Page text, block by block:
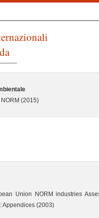
NORM (2015)
Union NORM industries
Appendices (2003)